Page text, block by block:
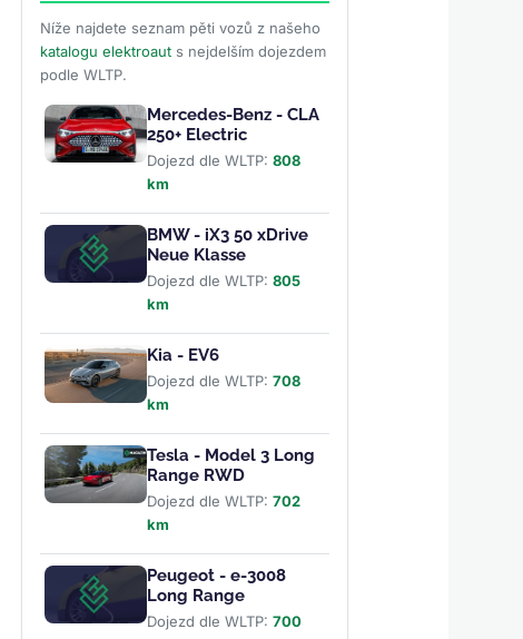
Níže najdete seznam pěti vozů z našeho
katalogu elektroauts nejdelším dojezdem
podle WLTP.
Mercedes-Benz - CLA
250+ Electric
Dojezd dle WLTP: 808
km
BMW - iX3 50 xDrive
Neue Klasse
Dojezd dle WLTP: 805
km
Kia - EV6
Dojezd dle WLTP: 708
km
Tesla - Model 3 Long
Range RWD
Dojezd dle WLTP: 702
km
Peugeot - e-3008
Long Range
Dojezd dle WLTP: 700